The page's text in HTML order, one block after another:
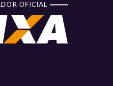
OFICIAL